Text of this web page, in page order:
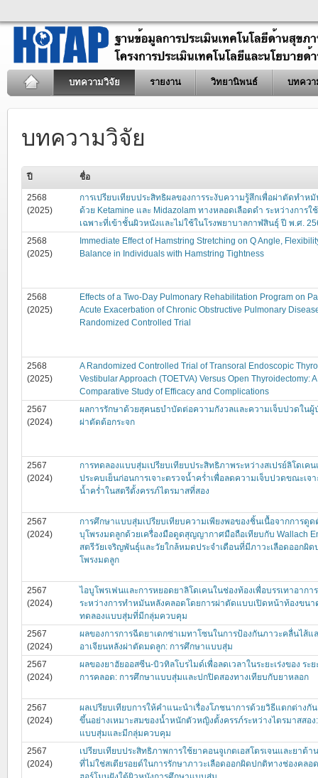
บทความวิจัย รายงาน วิทยานิพนธ์ บทควา
บทความวิจัย
ปี ชื่อ
2568
(2025)
การเปรียบเทียบประสิทธิผลของการระงับความรู้สึกเพื่อผ่าตัดทำห
ด้วย Ketamine และ Midazolam ทางหลอดเลือดดำ ระหว่างการใ
เฉพาะที่เข้าชั้นผิวหนังและไม่ใช้ในโรงพยาบาลกาฬสินธุ์ ปี พ.ศ.
2568
(2025)
Immediate Effect of Hamstring Stretching on Q Angle,
Balance in Individuals with Hamstring Tightness
2568
(2025)
Effects of a Two-Day Pulmonary Rehabilitation Program on
Acute Exacerbation of Chronic Obstructive Pulmonary
Randomized Controlled Trial
2568
(2025)
A Randomized Controlled Trial of Transoral Endoscopic
Vestibular Approach (TOETVA) Versus Open Thyroidectomy: A
Comparative Study of Efficacy and Complications
2567
(2024)
ผลการรักษาด้วยสุคนธบำบัดต่อความกังวลและความเจ็บปวดในผู้
ผ่าตัดต้อกระจก
2567
(2024)
การทดลองแบบสุ่มเปรียบเทียบประสิทธิภาพระหว่างสเปรย์ลิโดเคน
ประคบเย็นก่อนการเจาะตรวจนํ้าครํ่าเพื่อลดความเจ็บปวดขณะเจา
นํ้าครํ่าในสตรีตั้งครรภ์ไตรมาสที่สอง
2567
(2024)
การศึกษาแบบสุ่มเปรียบเทียบความเพียงพอของชิ้นเนื้อจากการดูด
บุโพรงมดลูกด้วยเครื่องมือดูดสุญญากาศมือถือเทียบกับ Wallach
สตรีวัยเจริญพันธุ์และวัยใกล้หมดประจำเดือนที่มีภาวะเลือดออกผิด
โพรงมดลูก
2567
(2024)
ไอบูโพรเฟนและการหยอดยาลิโดเคนในช่องท้องเพื่อบรรเทาอากา
ระหว่างการทำหมันหลังคลอดโดยการผ่าตัดแบบเปิดหน้าท้องขนา
ทดลองแบบสุ่มที่มีกลุ่มควบคุม
2567
(2024)
ผลของการการฉีดยาเดกซ่าเมทาโซนในการป้องกันภาวะคลื่นไส้แ
อาเจียนหลังผ่าตัดมดลูก: การศึกษาแบบสุ่ม
2567
(2024)
ผลของยาฮัยออสซีน-บิวทิลโบรไมด์เพื่อลดเวลาในระยะเร่งของ ระ
การคลอด: การศึกษาแบบสุ่มและปกปิดสองทางเทียบกับยาหลอก
2567
(2024)
ผลเปรียบเทียบการให้คำแนะนำเรื่องโภชนาการด้วยวิธีแตกต่างกั
ขึ้นอย่างเหมาะสมของนํ้าหนักตัวหญิงตั้งครรภ์ระหว่างไตรมาสสอง
แบบสุ่มและมีกลุ่มควบคุม
2567
(2024)
เปรียบเทียบประสิทธิภาพการใช้ยาคอนจูเกตเอสโตรเจนและยาต้า
ที่ไม่ใช่สเตียรอยด์ในการรักษาภาวะเลือดออกผิดปกติทางช่องคลอ